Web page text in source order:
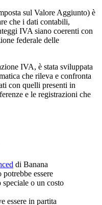
sul Valore Aggiunto) è
che i dati contabili,
IVA siano coerenti con
federale delle
IVA, è stata sviluppata
che rileva e confronta
con quelli presenti in
e le registrazioni che
di Banana
essere
o un costo
essere in partita